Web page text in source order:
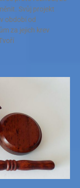
Svůj projekt
období od
za jejich krev